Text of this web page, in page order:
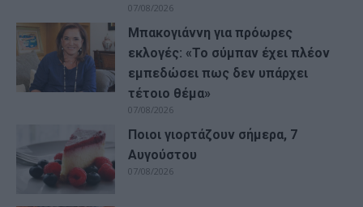
07/08/2026
Μπακογιάννη για πρόωρες
εκλογές: «Το σύμπαν έχει πλέον
εμπεδώσει πως δεν υπάρχει
τέτοιο θέμα»
07/08/2026
Ποιοι γιορτάζουν σήμερα, 7
Αυγούστου
07/08/2026